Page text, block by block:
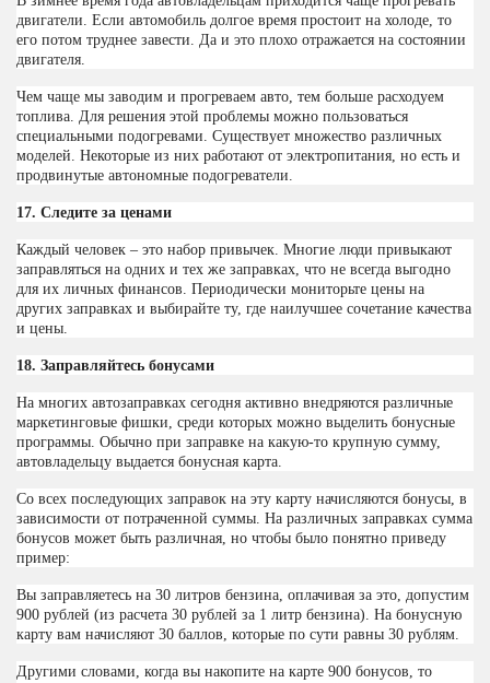
двигатели. Если автомобиль долгое время простоит на холоде, то
его потом труднее завести. Да и это плохо отражается на состоянии
двигателя.
Чем чаще мы заводим и прогреваем авто, тем больше расходуем
топлива. Для решения этой проблемы можно пользоваться
специальными подогревами. Существует множество различных
моделей. Некоторые из них работают от электропитания, но есть и
продвинутые автономные подогреватели.
17. Следите за ценами
Каждый человек – это набор привычек. Многие люди привыкают
заправляться на одних и тех же заправках, что не всегда выгодно
для их личных финансов. Периодически мониторьте цены на
других заправках и выбирайте ту, где наилучшее сочетание качества
и цены.
18. Заправляйтесь бонусами
На многих автозаправках сегодня активно внедряются различные
маркетинговые фишки, среди которых можно выделить бонусные
программы. Обычно при заправке на какую-то крупную сумму,
автовладельцу выдается бонусная карта.
Со всех последующих заправок на эту карту начисляются бонусы, в
зависимости от потраченной суммы. На различных заправках сумма
бонусов может быть различная, но чтобы было понятно приведу
пример:
Вы заправляетесь на 30 литров бензина, оплачивая за это, допустим
900 рублей (из расчета 30 рублей за 1 литр бензина). На бонусную
карту вам начисляют 30 баллов, которые по сути равны 30 рублям.
Другими словами, когда вы накопите на карте 900 бонусов, то